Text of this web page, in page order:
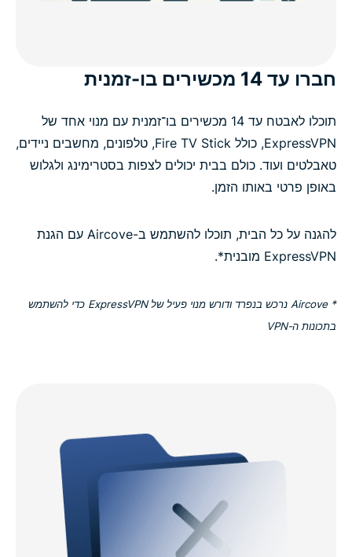
חברו עד 14 מכשירים בו-זמנית
תוכלו לאבטח עד 14 מכשירים בו־זמנית עם מנוי אחד של
ExpressVPN, כולל Fire TV Stick, טלפונים, מחשבים ניידים,
טאבלטים ועוד. כולם בבית יכולים לצפות בסטרימינג ולגלוש
באופן פרטי באותו הזמן.
להגנה על כל הבית, תוכלו להשתמש ב-Aircove עם הגנת
ExpressVPN מובנית*.
*
Aircove נרכש בנפרד ודורש מנוי פעיל של ExpressVPN כדי להשתמש
בתכונות ה-VPN